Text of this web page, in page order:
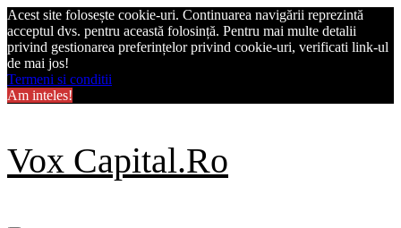
Acest site folosește cookie-uri. Continuarea navigării reprezintă
acceptul dvs. pentru această folosință. Pentru mai multe detalii
privind gestionarea preferințelor privind cookie-uri, verificati link-ul
de mai jos!
Termeni si conditii
Am inteles!
Skip
to
content
Vox Capital.Ro